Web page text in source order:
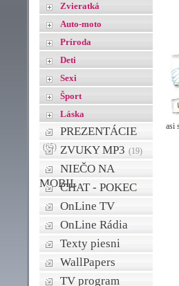
Zvieratká
Auto-moto
Príroda
Deti
Sexi
Šport
Láska
PREZENTÁCIE
(65) ZVUKY MP3 (19)
NIEČO NA
MOBILCHAT - POKEC
OnLine TV
OnLine Rádia
Texty piesni
WallPapers
TV program
asi